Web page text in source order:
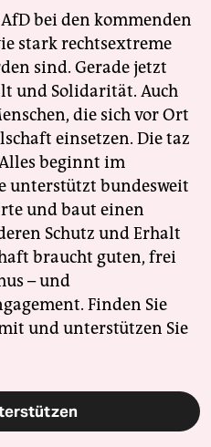
bei den kommenden
stark rechtsextreme
sind. Gerade jetzt
und Solidarität. Auch
die sich vor Ort
einsetzen. Die taz
beginnt im
unterstützt bundesweit
und baut einen
Schutz und Erhalt
braucht guten, frei
– und
Finden Sie
und unterstützen Sie